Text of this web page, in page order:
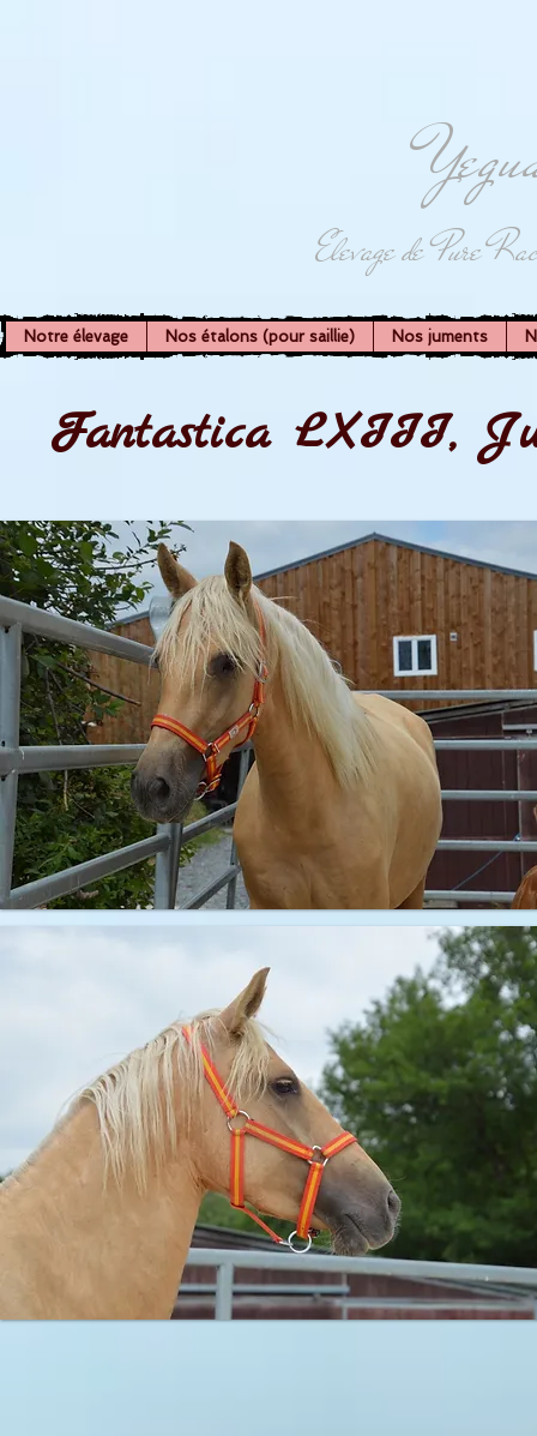
Elevage de Pure
Notre élevage Nos étalons (pour saillie) Nos juments
Fantastica LXIII,